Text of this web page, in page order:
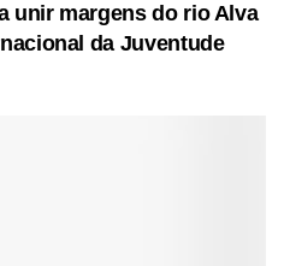
unir margens do rio Alva
da Juventude